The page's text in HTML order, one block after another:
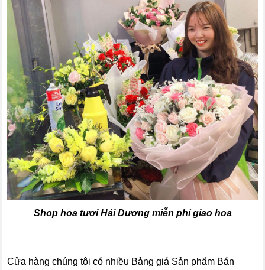
Shop hoa tươi Hải Dươngmiễn phí giao hoa
Cửa hàng chúng tôi có nhiều Bảng giá Sản phẩm Bán